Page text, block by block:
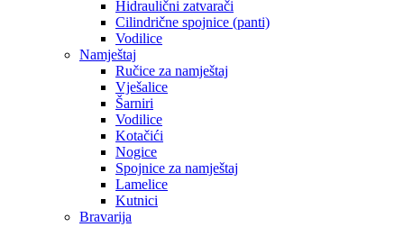
Hidraulični zatvarači
Cilindrične spojnice (panti)
Vodilice
Namještaj
Ručice za namještaj
Vješalice
Šarniri
Vodilice
Kotačići
Nogice
Spojnice za namještaj
Lamelice
Kutnici
Bravarija